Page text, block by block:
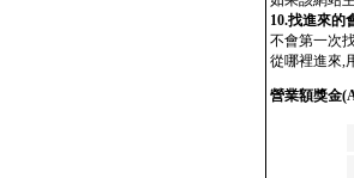
10.找進來的
不會第一次
從哪裡進來,
營業額獎金